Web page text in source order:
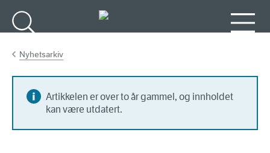
Nyhetsarkiv
Artikkelen er over to år gammel, og innholdet
kan være utdatert.